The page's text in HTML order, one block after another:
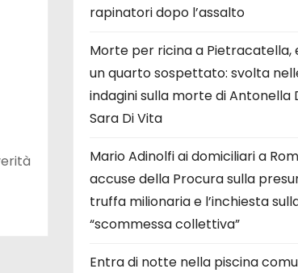
rapinatori dopo l’assalto
Morte per ricina a Pietracatella,
un quarto sospettato: svolta
indagini sulla morte di Antonella
Sara Di Vita
Mario Adinolfi ai domiciliari a
accuse della Procura sulla
truffa milionaria e l’inchiesta
“scommessa collettiva”
Entra di notte nella piscina